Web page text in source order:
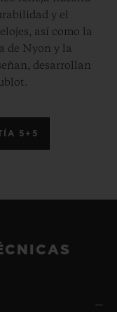
y el
así como la
de Nyon y la
desarrollan
5+5